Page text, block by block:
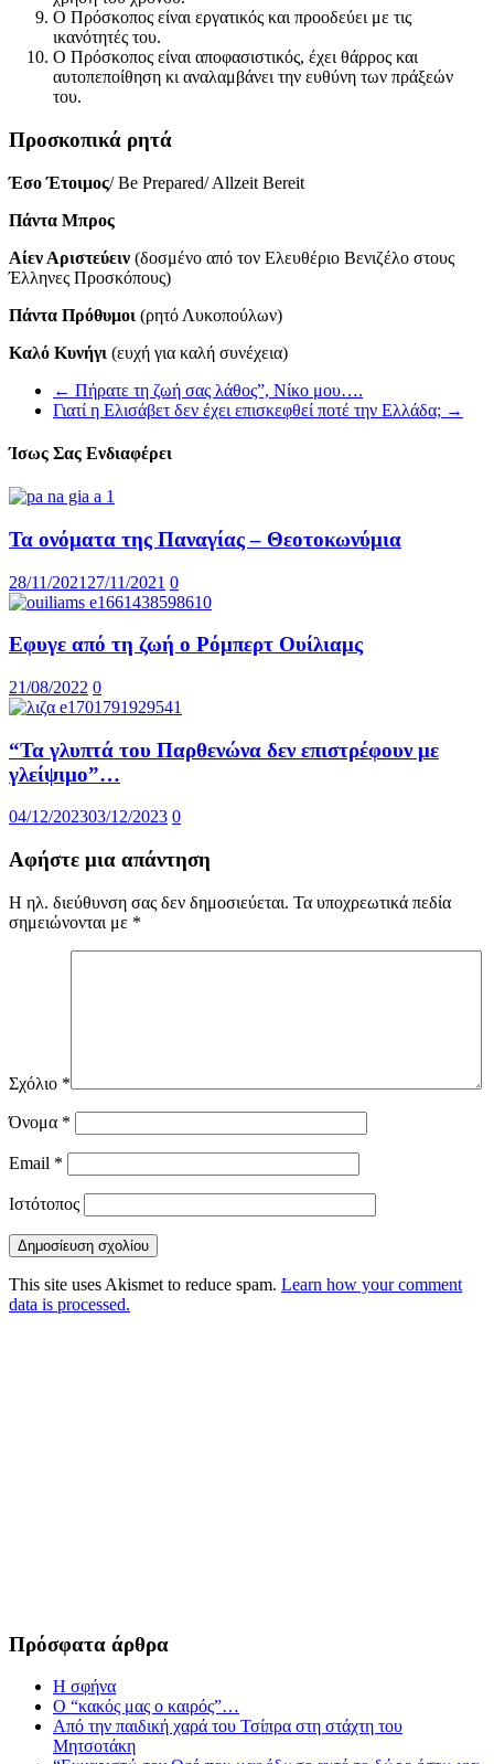
Ο Πρόσκοπος είναι εργατικός και προοδεύει με τις
ικανότητές του.
Ο Πρόσκοπος είναι αποφασιστικός, έχει θάρρος και
αυτοπεποίθηση κι αναλαμβάνει την ευθύνη των πράξεών
του.
Προσκοπικά ρητά
Έσο Έτοιμος/ Be Prepared/ Allzeit Bereit
Πάντα Μπρος
Αίεν Αριστεύειν (δοσμένο από τον Ελευθέριο Βενιζέλο στους
Έλληνες Προσκόπους)
Πάντα Πρόθυμοι (ρητό Λυκοπούλων)
Καλό Κυνήγι (ευχή για καλή συνέχεια)
← Πήρατε τη ζωή σας λάθος”, Νίκο μου….
Γιατί η Ελισάβετ δεν έχει επισκεφθεί ποτέ την Ελλάδα; →
Ίσως Σας Ενδιαφέρει
Τα ονόματα της Παναγίας – Θεοτοκωνύμια
28/11/2021 27/11/2021 0
Εφυγε από τη ζωή ο Ρόμπερτ Ουίλιαμς
21/08/2022 0
“Τα γλυπτά του Παρθενώνα δεν επιστρέφουν με
γλείψιμο”…
04/12/202303/12/2023 0
Αφήστε μια απάντηση
Η ηλ. διεύθυνση σας δεν δημοσιεύεται. Τα υποχρεωτικά πεδία
σημειώνονται με *
Σχόλιο *
Όνομα *
Email *
Ιστότοπος
This site uses Akismet to reduce spam. Learn how your comment
data is processed.
Πρόσφατα άρθρα
Η σφήνα
Ο “κακός μας ο καιρός”…
Από την παιδική χαρά του Τσίπρα στη στάχτη του
Μητσοτάκη